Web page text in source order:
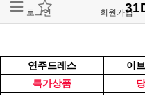
로그인 회원가입
연주드레스 이
특가상품